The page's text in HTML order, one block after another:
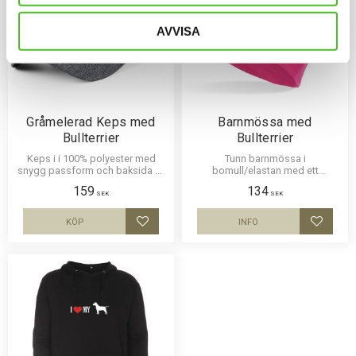
AVVISA
Gråmelerad Keps med
Bullterrier
Keps i i 100% polyester med
snygg passform och baksida av
Bullterrier. Luftig och skön keps.
159 SEK
Lägg till i favoriter
KÖP
Barnmössa med
Bullterrier
Tunn barnmössa i
bomull/elastan med ett
Mössan finns i flera färger.
134 SEK
Lägg
INFO